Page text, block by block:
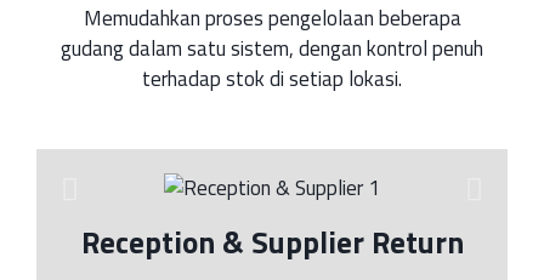
Memudahkan proses pengelolaan beberapa
gudang dalam satu sistem, dengan kontrol penuh
terhadap stok di setiap lokasi.
Reception & Supplier Return